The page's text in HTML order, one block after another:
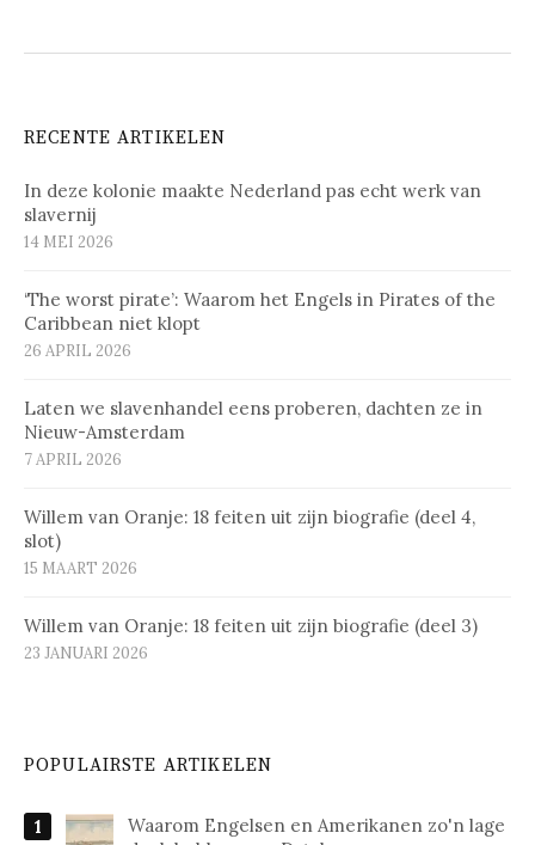
RECENTE ARTIKELEN
In deze kolonie maakte Nederland pas echt werk van
slavernij
14 MEI 2026
‘The worst pirate’: Waarom het Engels in Pirates of the
Caribbean niet klopt
26 APRIL 2026
Laten we slavenhandel eens proberen, dachten ze in
Nieuw-Amsterdam
7 APRIL 2026
Willem van Oranje: 18 feiten uit zijn biografie (deel 4,
slot)
15 MAART 2026
Willem van Oranje: 18 feiten uit zijn biografie (deel 3)
23 JANUARI 2026
POPULAIRSTE ARTIKELEN
Waarom Engelsen en Amerikanen zo'n lage